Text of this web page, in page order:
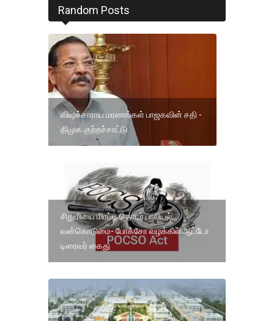
Random Posts
விஷச்சாராய மரணங்கள் பாஜகவின் சதி -
திமுக குற்றச்சாட்டு
சிறுமியை மிரட்டி தொடர் பாலியல்
வன்கொடுமை- போக்சோ வழக்கில் ஆட்டோ
டிரைவர் கைது